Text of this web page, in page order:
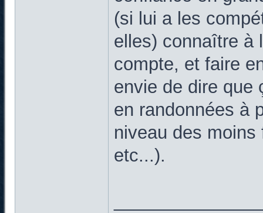
(si lui a les
elles) connaître à
compte, et faire
envie de dire que
en randonnées à
niveau des
etc...).